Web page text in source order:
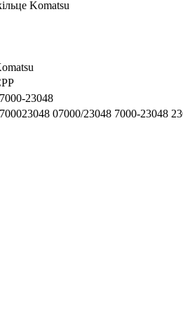
Komatsu
23048
07000/23048 7000-23048